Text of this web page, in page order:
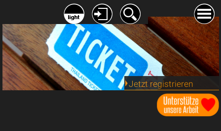
Jetzt registrieren